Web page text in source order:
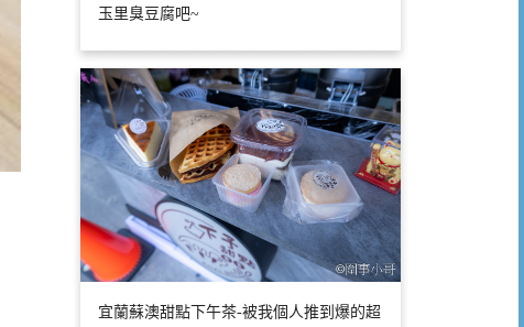
玉里臭豆腐吧~
宜蘭蘇澳甜點下午茶-被我個人推到爆的超